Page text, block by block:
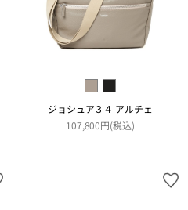
ジョシュア３４ アルチェ
107,800円(税込)